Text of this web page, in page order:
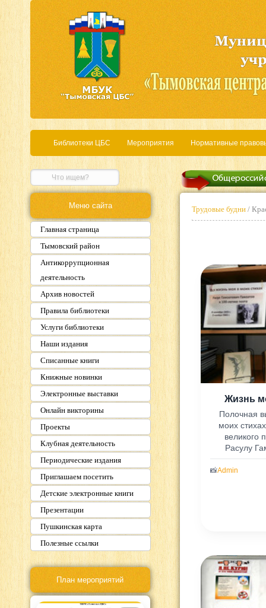
Библиотеки ЦБС Мероприятия Нормативные
Меню сайта
Главная страница
Тымовский район
Антикоррупционная
деятельность
Архив новостей
Правила библиотеки
Услуги библиотеки
Наши издания
Списанные книги
Книжные новинки
Электронные выставки
Онлайн викторины
Проекты
Клубная деятельность
Периодические издания
Приглашаем посетить
Детские электронные книги
Презентации
Пушкинская карта
Полезные ссылки
План мероприятий
Трудовые будни /
Жизнь
Полочная
моих
великого
Расулу
📸Admin